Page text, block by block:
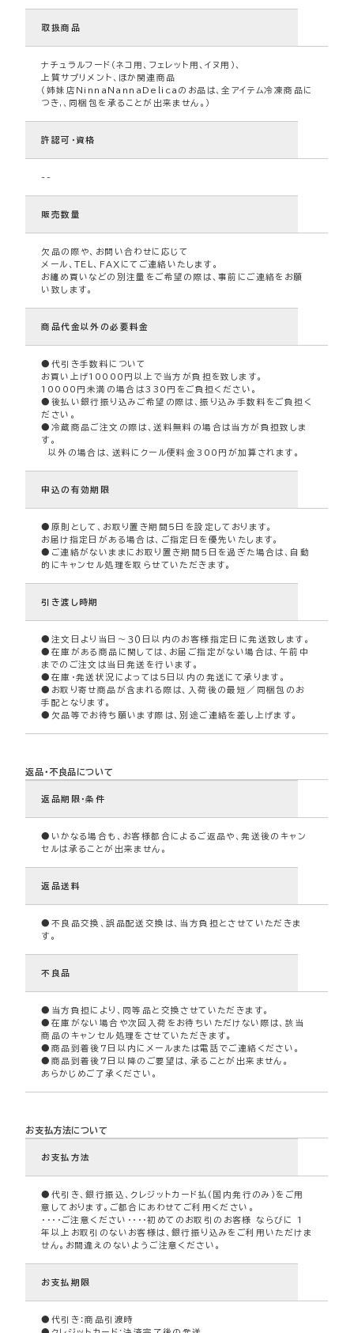
取扱商品
ナチュラルフード（ネコ用、フェレット用、イヌ用）、
上質サプリメント、ほか関連商品
（姉妹店NinnaNannaDelicaのお品は、全アイテム冷凍商品に
つき,、同梱包を承ることが出来ません。）
許認可・資格
--
販売数量
欠品の際や、お問い合わせに応じて
メール、ＴＥＬ、ＦＡＸにてご連絡いたします。
お纏め買いなどの別注量をご希望の際は、事前にご連絡をお願
い致します。
商品代金以外の必要料金
●代引き手数料について
お買い上げ10000円以上で当方が負担を致します。
10000円未満の場合は330円をご負担ください。
●後払い銀行振り込みご希望の際は、振り込み手数料をご負担く
ださい。
●冷蔵商品ご注文の際は、送料無料の場合は当方が負担致しま
す。
以外の場合は、送料にクール便料金300円が加算されます。
申込の有効期限
●原則として、お取り置き期間５日を設定しております。
お届け指定日がある場合は、ご指定日を優先いたします。
●ご連絡がないままにお取り置き期間５日を過ぎた場合は、自動
的にキャンセル処理を取らせていただきます。
引き渡し時期
●注文日より当日～３０日以内のお客様指定日に発送致します。
●在庫がある商品に関しては、お届ご指定がない場合は、午前中
までのご注文は当日発送を行います。
●在庫・発送状況によっては５日以内の発送にて承ります。
●お取り寄せ商品が含まれる際は、入荷後の最短／同梱包のお
手配となります。
●欠品等でお待ち願います際は、別途ご連絡を差し上げます。
返品・不良品について
返品期限・条件
●いかなる場合も、お客様都合によるご返品や、発送後のキャン
セルは承ることが出来ません。
返品送料
●不良品交換、誤品配送交換は、当方負担とさせていただきま
す。
不良品
●当方負担により、同等品と交換させていただきます。
●在庫がない場合や次回入荷をお待ちいただけない際は、該当
商品のキャンセル処理をさせていただきます。
●商品到着後7日以内にメールまたは電話でご連絡ください。
●商品到着後7日以降のご要望は、承ることが出来ません。
あらかじめご了承ください。
お支払方法について
お支払方法
●代引き、銀行振込、クレジットカード払(国内発行のみ)をご用
意しております。ご都合にあわせてご利用ください。
・・・・ご注意ください・・・・初めてのお取引のお客様 ならびに 1
年以上お取引のないお客様は、銀行振り込みをご利用いただけま
せん。お間違えのないようご注意ください。
お支払期限
●代引き：商品引渡時